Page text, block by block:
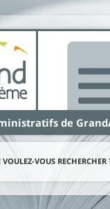
de
VOULEZ-VOUS RECHERCHER
cookies